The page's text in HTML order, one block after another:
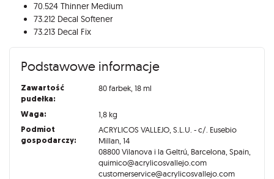
70.524 Thinner Medium
73.212 Decal Softener
73.213 Decal Fix
Podstawowe informacje
Zawartość
pudełka:
80 farbek, 18 ml
Waga: 1,8 kg
Podmiot
gospodarczy:
ACRYLICOS VALLEJO, S.L.U. - c/. Eusebio
Millan, 14
08800 Vilanova i la Geltrú, Barcelona, Spain,
quimico@acrylicosvallejo.com
customerservice@acrylicosvallejo.com